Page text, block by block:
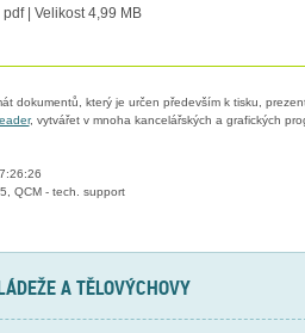
| Velikost 4,99 MB
dokumentů, který je určen především k tisku,
, vytvářet v mnoha kancelářských a grafických
QCM - tech. support
A TĚLOVÝCHOVY